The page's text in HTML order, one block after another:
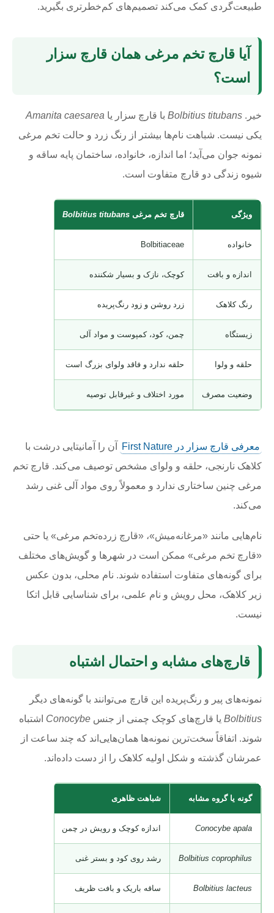
طبیعت‌گردی کمک می‌کند تصمیم‌های کم‌خطرتری بگیرید.
آیا قارچ تخم مرغی همان قارچ سزار
است؟
خیر. Bolbitius titubans با قارچ سزار یا Amanita caesarea
یکی نیست. شباهت نام‌ها بیشتر از رنگ زرد و حالت تخم مرغی
نمونه جوان می‌آید؛ اما اندازه، خانواده، ساختمان پایه ساقه و
شیوه زندگی دو قارچ متفاوت است.
ویژگی قارچ تخم مرغی Bolbitius titubans
خانواده Bolbitiaceae
اندازه و بافت کوچک، نازک و بسیار شکننده
رنگ کلاهک زرد روشن و زود رنگ‌پریده
زیستگاه چمن، کود، کمپوست و مواد آلی
حلقه و ولوا حلقه ندارد و فاقد ولوای بزرگ است
وضعیت مصرف مورد اختلاف و غیرقابل توصیه
معرفی قارچ سزار در First Nature
آن را آمانیتایی درشت با
کلاهک نارنجی، حلقه و ولوای مشخص توصیف می‌کند. قارچ تخم
مرغی چنین ساختاری ندارد و معمولاً روی مواد آلی غنی رشد
می‌کند.
نام‌هایی مانند «مرغانه‌میش»، «قارچ زرده‌تخم مرغی» یا حتی
«قارچ تخم مرغی» ممکن است در شهرها و گویش‌های مختلف
برای گونه‌های متفاوت استفاده شوند. نام محلی، بدون عکس
زیر کلاهک، محل رویش و نام علمی، برای شناسایی قابل اتکا
نیست.
قارچ‌های مشابه و احتمال اشتباه
نمونه‌های پیر و رنگ‌پریده این قارچ می‌توانند با گونه‌های دیگر
Bolbitius یا قارچ‌های کوچک چمنی از جنس Conocybe اشتباه
شوند. اتفاقاً سخت‌ترین نمونه‌ها همان‌هایی‌اند که چند ساعت از
عمرشان گذشته و شکل اولیه کلاهک را از دست داده‌اند.
گونه یا گروه مشابه شباهت ظاهری
Conocybe apala اندازه کوچک و رویش در چمن
Bolbitius coprophilus رشد روی کود و بستر غنی
Bolbitius lacteus ساقه باریک و بافت ظریف